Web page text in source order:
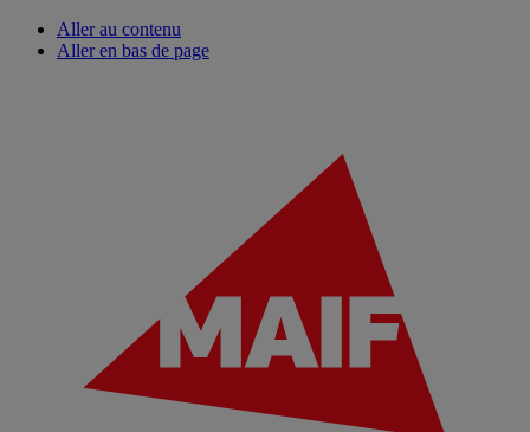
Aller au contenu
Aller en bas de page